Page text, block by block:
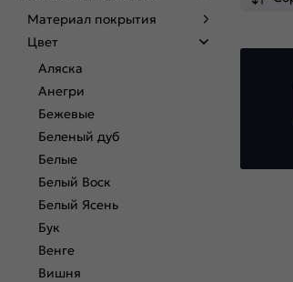
Материал покрытия
Цвет
Аляска
Анегри
Бежевые
Беленый дуб
Белые
Белый Воск
Белый Ясень
Бук
Венге
Вишня